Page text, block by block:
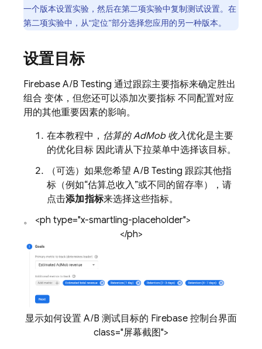
一个版本设置实验，然后在第二项实验中复制测试设置。在
第二项实验中，从“定位”部分选择您应用的另一种版本。
设置目标
Firebase A/B Testing 通过跟踪主要指标来确定胜出
组合 变体，但您还可以添加次要指标 不同配置对应
用的其他重要因素的影响。
在本教程中， 估算的AdMob收入优化是主要
的优化目标 因此请从下拉菜单中选择该目标。
（可选）如果您希望 A/B Testing 跟踪其他指
标（例如“估算总收入”或不同的留存率），请
点击添加指标来选择这些指标。
。 <ph type="x-smartling-placeholder">
</ph>
显示如何设置 A/B 测试目标的 Firebase 控制台界面
class="屏幕截图">